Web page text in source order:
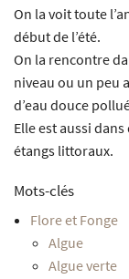
On la voit toute
début de l’été.
On la rencontre
niveau ou un peu
d’eau douce
Elle est aussi
étangs littoraux.
Mots-clés
Flore et Fonge
Algue
Algue verte